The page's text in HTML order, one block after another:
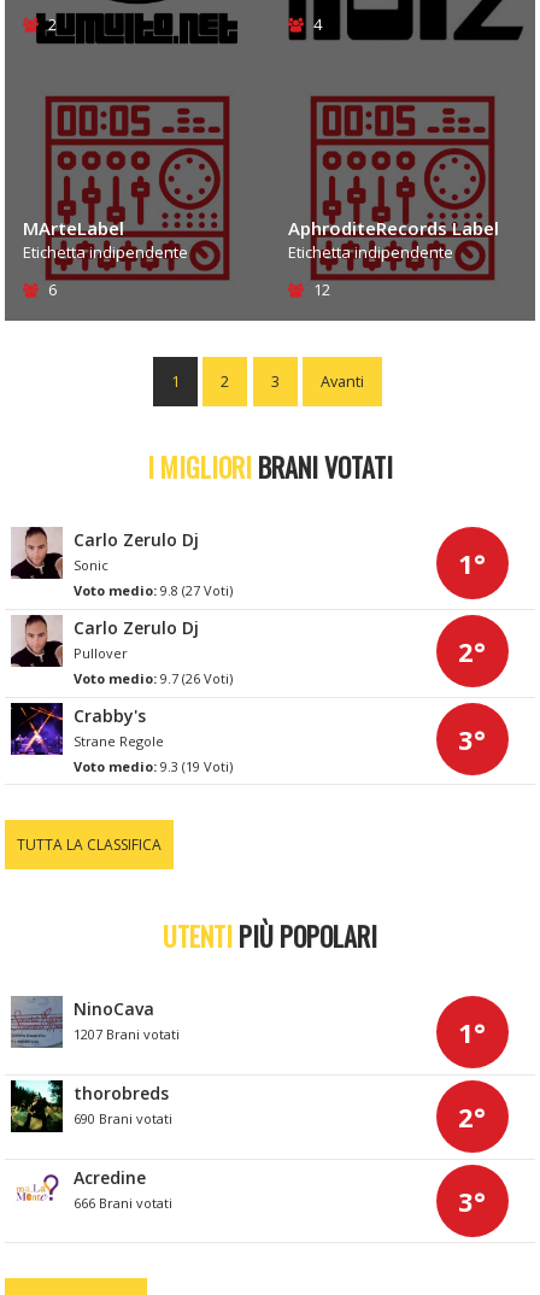
2
4
MArteLabel
Etichetta indipendente
6
AphroditeRecords Label
Etichetta indipendente
12
1 2 3 Avanti
I MIGLIORIBRANI VOTATI
Carlo Zerulo Dj
Sonic
Voto medio:9.8 (27 Voti)
1°
Carlo Zerulo Dj
Pullover
Voto medio:9.7 (26 Voti)
2°
Crabby's
Strane Regole
Voto medio:9.3 (19 Voti)
3°
TUTTA LA CLASSIFICA
UTENTIPIÙ POPOLARI
NinoCava
1207 Brani votati 1°
thorobreds
690 Brani votati 2°
Acredine
666 Brani votati 3°